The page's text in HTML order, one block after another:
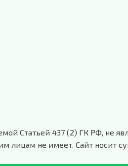
Статьей 437 (2) ГК РФ, не
лицам не имеет. Сайт носит